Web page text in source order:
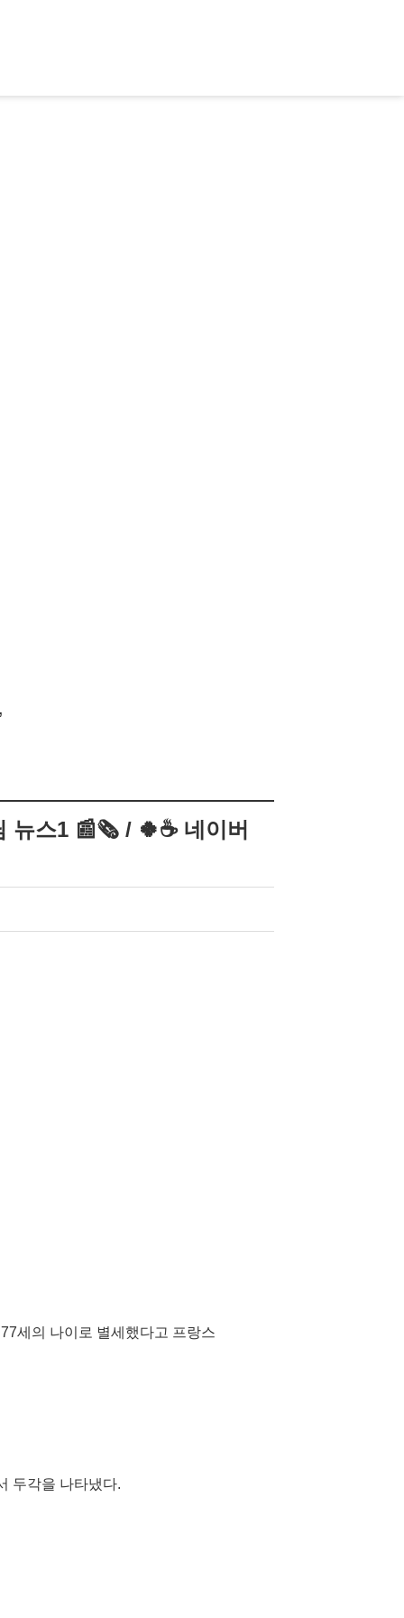
스1 📰🗞 / 🍀☕ 네이버
세의 나이로 별세했다고 프랑스
두각을 나타냈다.